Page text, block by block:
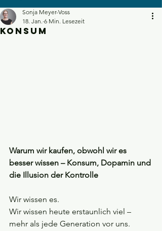
Konsum
Sonja Meyer-Voss
18. Jan. 6 Min. Lesezeit
Warum wir kaufen, obwohl wir es
besser wissen – Konsum, Dopamin und
die Illusion der Kontrolle
Wir wissen es.
Wir wissen heute erstaunlich viel –
mehr als jede Generation vor uns.